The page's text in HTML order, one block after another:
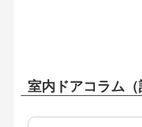
室内ドアコラム（